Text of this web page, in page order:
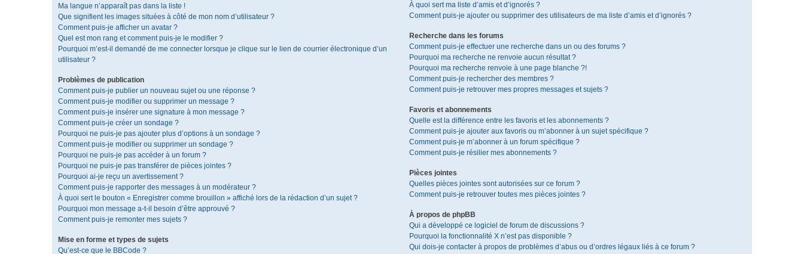
Ma langue n’apparaît pas dans la liste !
Que signifient les images situées à côté de mon nom d’utilisateur ?
Comment puis-je afficher un avatar ?
Quel est mon rang et comment puis-je le modifier ?
Pourquoi m’est-il demandé de me connecter lorsque je clique sur le lien de courrier électronique d’un
utilisateur ?
Problèmes de publication
Comment puis-je publier un nouveau sujet ou une réponse ?
Comment puis-je modifier ou supprimer un message ?
Comment puis-je insérer une signature à mon message ?
Comment puis-je créer un sondage ?
Pourquoi ne puis-je pas ajouter plus d’options à un sondage ?
Comment puis-je modifier ou supprimer un sondage ?
Pourquoi ne puis-je pas accéder à un forum ?
Pourquoi ne puis-je pas transférer de pièces jointes ?
Pourquoi ai-je reçu un avertissement ?
Comment puis-je rapporter des messages à un modérateur ?
À quoi sert le bouton « Enregistrer comme brouillon » affiché lors de la rédaction d’un sujet ?
Pourquoi mon message a-t-il besoin d’être approuvé ?
Comment puis-je remonter mes sujets ?
Mise en forme et types de sujets
Qu’est-ce que le BBCode ?
À quoi sert ma liste d’amis et d’ignorés ?
Comment puis-je ajouter ou supprimer des utilisateurs de ma liste d’amis et d’ignorés ?
Recherche dans les forums
Comment puis-je effectuer une recherche dans un ou des forums ?
Pourquoi ma recherche ne renvoie aucun résultat ?
Pourquoi ma recherche renvoie à une page blanche ?!
Comment puis-je rechercher des membres ?
Comment puis-je retrouver mes propres messages et sujets ?
Favoris et abonnements
Quelle est la différence entre les favoris et les abonnements ?
Comment puis-je ajouter aux favoris ou m’abonner à un sujet spécifique ?
Comment puis-je m’abonner à un forum spécifique ?
Comment puis-je résilier mes abonnements ?
Pièces jointes
Quelles pièces jointes sont autorisées sur ce forum ?
Comment puis-je retrouver toutes mes pièces jointes ?
À propos de phpBB
Qui a développé ce logiciel de forum de discussions ?
Pourquoi la fonctionnalité X n’est pas disponible ?
Qui dois-je contacter à propos de problèmes d’abus ou d’ordres légaux liés à ce forum ?